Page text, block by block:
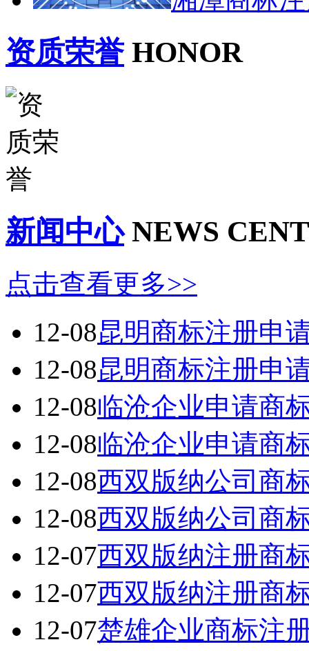
资质荣誉 HONOR
新闻中心NEWS
点击查看更多>>
12-08昆明商标注册申
12-08昆明商标注册申
12-08临沧企业申请商
12-08临沧企业申请商
12-08西双版纳公司商
12-08西双版纳公司商
12-07西双版纳注册商
12-07西双版纳注册商
12-07楚雄企业商标注